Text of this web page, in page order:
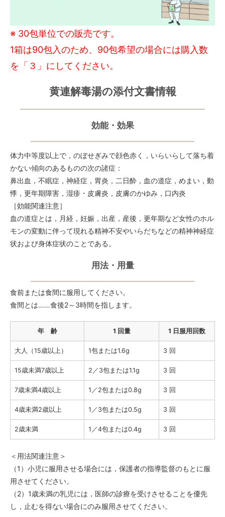
※ 30包単位での販売です。
1箱は90包入のため、90包希望の場合には購入数
を「３」にしてください。
黄連解毒湯の添付文書情報
効能・効果
体力中等度以上で，のぼせぎみで顔色赤く，いらいらして落ち着
かない傾向のあるものの次の諸症：
鼻出血，不眠症，神経症，胃炎，二日酔，血の道症，めまい，動
悸，更年期障害，湿疹・皮膚炎，皮膚のかゆみ，口内炎
［効能関連注意］
血の道症とは，月経，妊娠，出産，産後，更年期など女性のホル
モンの変動に伴って現れる精神不安やいらだちなどの精神神経症
状および身体症状のことである。
用法・用量
食前または食間に服用してください。
食間とは……食後2～3時間を指します。
年 齢 1 回量 1 日服用回数
大人（15歳以上） 1包または1.6g 3 回
15歳未満7歳以上 2／3包または1.1g 3 回
7歳未満4歳以上 1／2包または0.8g 3 回
4歳未満2歳以上 1／3包または0.5g 3 回
2歳未満 1／4包または0.4g 3 回
＜用法関連注意＞
（1）小児に服用させる場合には，保護者の指導監督のもとに服
用させてください。
（2）1歳未満の乳児には，医師の診療を受けさせることを優先
し，止むを得ない場合にのみ服用させてください。